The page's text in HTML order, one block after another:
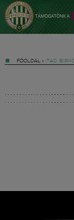
FŐOLDAL » TAG:
Hírek